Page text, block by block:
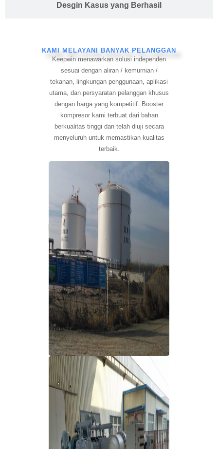
Desgin Kasus yang Berhasil
KAMI MELAYANI BANYAK PELANGGAN
Keepwin menawarkan solusi independen
sesuai dengan aliran / kemurnian /
tekanan, lingkungan penggunaan, aplikasi
utama, dan persyaratan pelanggan khusus
dengan harga yang kompetitif. Booster
kompresor kami terbuat dari bahan
berkualitas tinggi dan telah diuji secara
menyeluruh untuk memastikan kualitas
terbaik.